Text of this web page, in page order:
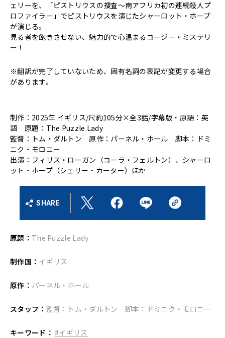
ェリーを、「ピストリウスの捜査～南アフリカ初の連続殺人プ
ロファイラー」でピストリウスを演じたシャーロット・ホープ
が演じる。
見る者を飽きさせない、魅力的で心温まるコージー・ミステリ
ー！
※翻訳が完了していないため、固有名詞の表記が変更する場合
があります。
制作：2025年 イギリス/尺約105分×全3話/字幕版・原語：英
語 原題：The Puzzle Lady
監督：トム・ダルトン 原作：パーネル・ホール 脚本：ドミ
ニク・モロニー
出演：フィリス・ローガン（コーラ・フェルトン）、シャーロ
ット・ホープ（シェリー・カーター）ほか
SHARE
原題： The Puzzle Lady
制作国： イギリス
原作： パーネル・ホール
スタッフ： 監督：トム・ダルトン 脚本：ドミニク・モロニー
キーワード： #イギリス